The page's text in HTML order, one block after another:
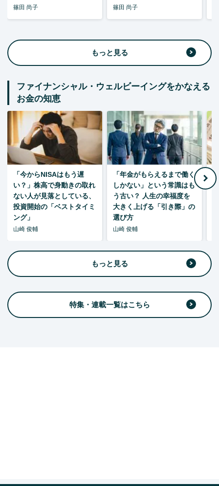
篠田 尚子 篠田 尚子
もっと見る
ファイナンシャル・ウェルビーイングをかなえる
お金の知恵
「今からNISAはもう遅
い？」株高で身動きの取れ
ない人が見落としている、
投資開始の「ベストタイミ
ング」
山崎 俊輔
「年金がもらえるまで働く
しかない」という常識はも
う古い？ 人生の幸福度を
大きく上げる「引き際」の
選び方
山崎 俊輔
もっと見る
特集・連載一覧はこちら